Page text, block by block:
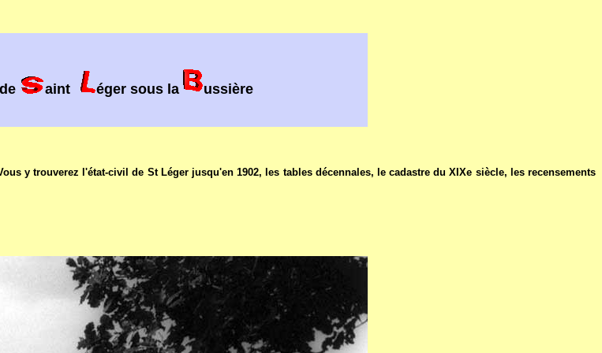
aint éger sous la ussière
y trouverez l'état-civil de St Léger jusqu'en 1902, les tables décennales, le cadastre du XIXe siècle, les recensements